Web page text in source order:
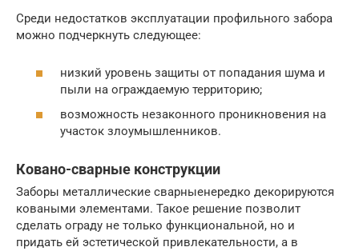
Среди недостатков эксплуатации профильного забора
можно подчеркнуть следующее:
низкий уровень защиты от попадания шума и
пыли на ограждаемую территорию;
возможность незаконного проникновения на
участок злоумышленников.
Ковано-сварные конструкции
Заборы металлические сварныенередко декорируются
коваными элементами. Такое решение позволит
сделать ограду не только функциональной, но и
придать ей эстетической привлекательности, а в